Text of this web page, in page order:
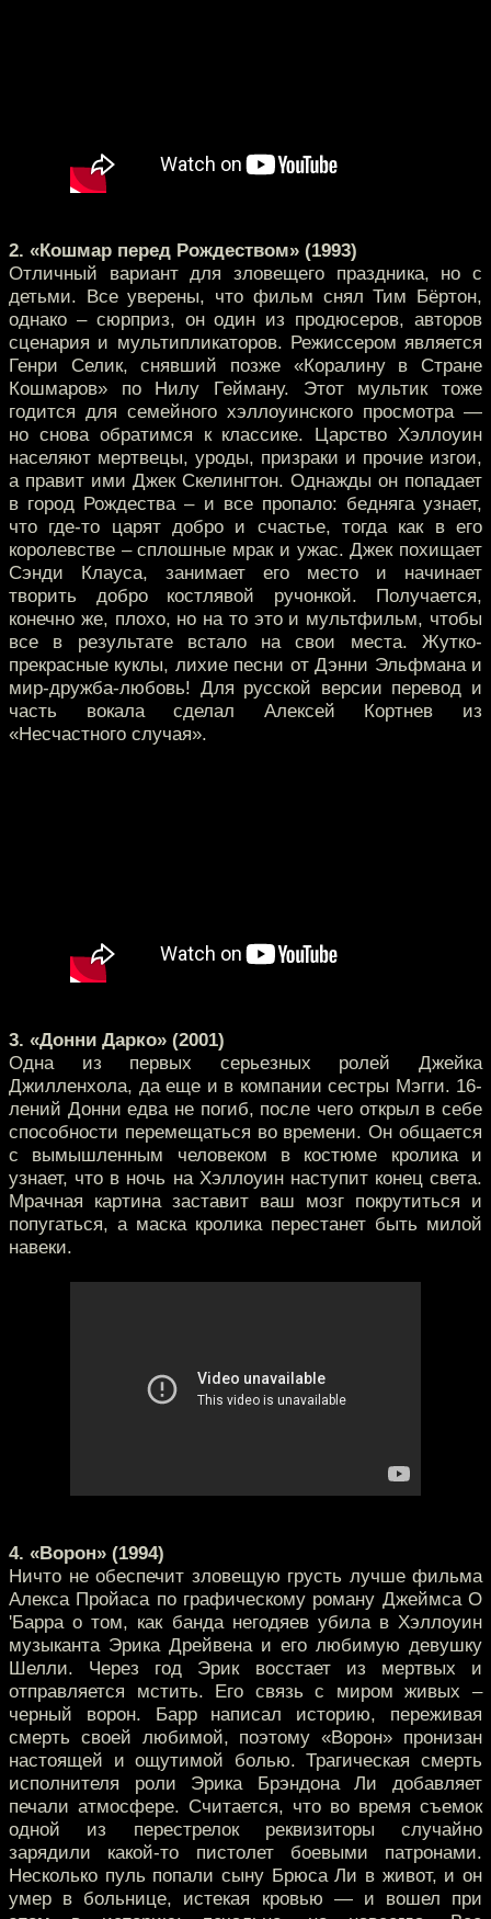
2. «Кошмар перед Рождеством» (1993)
Отличный вариант для зловещего праздника, но с
детьми. Все уверены, что фильм снял Тим Бёртон,
однако – сюрприз, он один из продюсеров, авторов
сценария и мультипликаторов. Режиссером является
Генри Селик, снявший позже «Коралину в Стране
Кошмаров» по Нилу Гейману. Этот мультик тоже
годится для семейного хэллоуинского просмотра —
но снова обратимся к классике. Царство Хэллоуин
населяют мертвецы, уроды, призраки и прочие изгои,
а правит ими Джек Скелингтон. Однажды он попадает
в город Рождества – и все пропало: бедняга узнает,
что где-то царят добро и счастье, тогда как в его
королевстве – сплошные мрак и ужас. Джек похищает
Сэнди Клауса, занимает его место и начинает
творить добро костлявой ручонкой. Получается,
конечно же, плохо, но на то это и мультфильм, чтобы
все в результате встало на свои места. Жутко-
прекрасные куклы, лихие песни от Дэнни Эльфмана и
мир-дружба-любовь! Для русской версии перевод и
часть вокала сделал Алексей Кортнев из
«Несчастного случая».
3. «Донни Дарко» (2001)
Одна из первых серьезных ролей Джейка
Джилленхола, да еще и в компании сестры Мэгги. 16-
лений Донни едва не погиб, после чего открыл в себе
способности перемещаться во времени. Он общается
с вымышленным человеком в костюме кролика и
узнает, что в ночь на Хэллоуин наступит конец света.
Мрачная картина заставит ваш мозг покрутиться и
попугаться, а маска кролика перестанет быть милой
навеки.
4. «Ворон» (1994)
Ничто не обеспечит зловещую грусть лучше фильма
Алекса Пройаса по графическому роману Джеймса О
'Барра о том, как банда негодяев убила в Хэллоуин
музыканта Эрика Дрейвена и его любимую девушку
Шелли. Через год Эрик восстает из мертвых и
отправляется мстить. Его связь с миром живых –
черный ворон. Барр написал историю, переживая
смерть своей любимой, поэтому «Ворон» пронизан
настоящей и ощутимой болью. Трагическая смерть
исполнителя роли Эрика Брэндона Ли добавляет
печали атмосфере. Считается, что во время съемок
одной из перестрелок реквизиторы случайно
зарядили какой-то пистолет боевыми патронами.
Несколько пуль попали сыну Брюса Ли в живот, и он
умер в больнице, истекая кровью — и вошел при